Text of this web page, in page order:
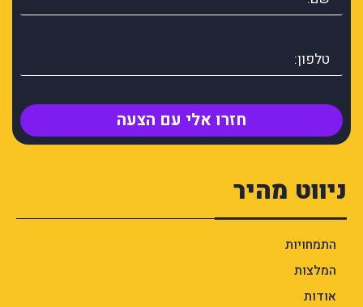
חזרו אלי עם הצעה
ניווט מהיר
התמחויות
המלצות
אודות